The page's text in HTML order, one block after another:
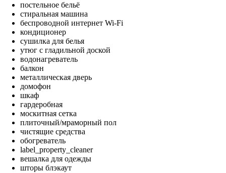
постельное бельё
стиральная машина
беспроводной интернет Wi-Fi
кондиционер
сушилка для белья
утюг с гладильной доской
водонагреватель
балкон
металлическая дверь
домофон
шкаф
гардеробная
москитная сетка
плиточный/мраморный пол
чистящие средства
обогреватель
label_property_cleaner
вешалка для одежды
шторы блэкаут